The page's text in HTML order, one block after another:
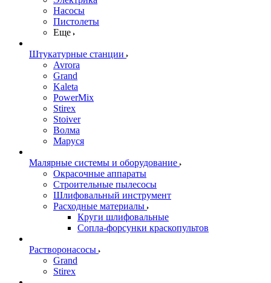
Насосы
Пистолеты
Еще
Штукатурные станции
Avrora
Grand
Kaleta
PowerMix
Stirex
Stoiver
Волма
Маруся
Малярные системы и оборудование
Окрасочные аппараты
Строительные пылесосы
Шлифовальный инструмент
Расходные материалы
Круги шлифовальные
Сопла-форсунки краскопультов
Растворонасосы
Grand
Stirex